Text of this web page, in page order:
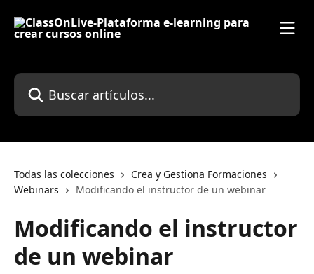
Buscar artículos...
Todas las colecciones
Crea y Gestiona Formaciones
Webinars
Modificando el instructor de un webinar
Modificando el instructor
de un webinar